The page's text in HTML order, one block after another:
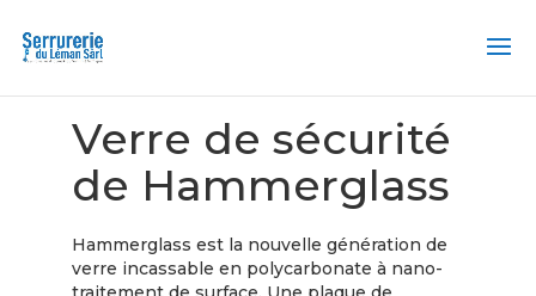
Verre de sécurité
de Hammerglass
Hammerglass est la nouvelle génération de
verre incassable en polycarbonate à nano-